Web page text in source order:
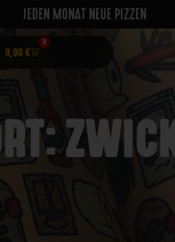
JEDEN MONAT NEUE PIZZEN
0,00€
0